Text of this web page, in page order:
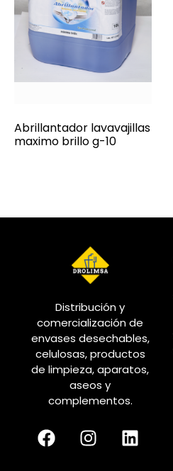
Abrillantador lavavajillas
maximo brillo g-10
Distribución y
comercialización de
envases desechables,
celulosas, productos
de limpieza, aparatos,
aseos y
complementos.